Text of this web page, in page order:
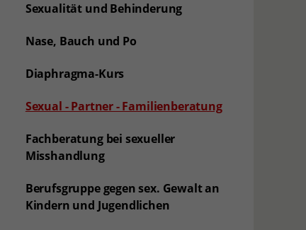
Sexualität und Behinderung
Nase, Bauch und Po
Diaphragma-Kurs
Sexual - Partner - Familienberatung(aktuelle Seite)
Fachberatung bei sexueller
Misshandlung
Berufsgruppe gegen sex. Gewalt an
Kindern und Jugendlichen